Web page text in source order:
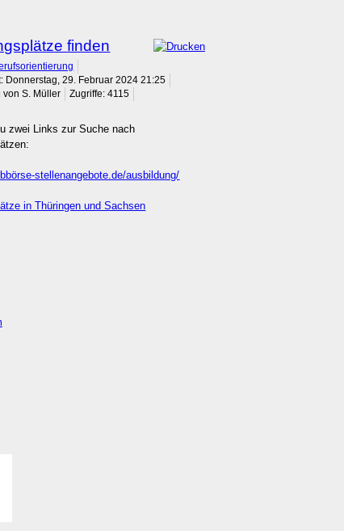
finden
Donnerstag, 29. Februar 2024 21:25
von S. Müller
Zugriffe: 4115
zwei Links zur Suche nach
stellenangebote.de/ausbildung/
in Thüringen und Sachsen